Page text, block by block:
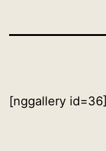
[nggallery id=36]